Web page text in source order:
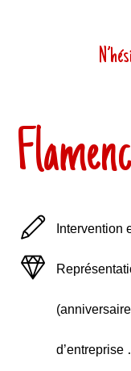
Intervention
d’entreprise